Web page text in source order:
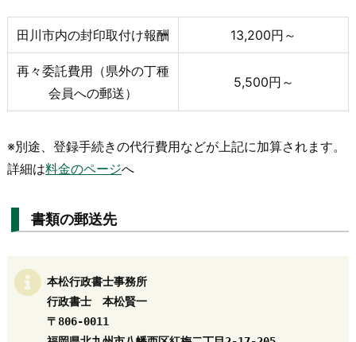
田川市内の封印取付け報酬 13,200円～
再々委託費用（県外の丁種
会員への郵送）
5,500円～
※別途、登録手続きの代行費用などが上記に加算されます。
詳細は料金のページへ
書類の郵送先
本松行政書士事務所
行政書士　本松賢一
〒806-0011